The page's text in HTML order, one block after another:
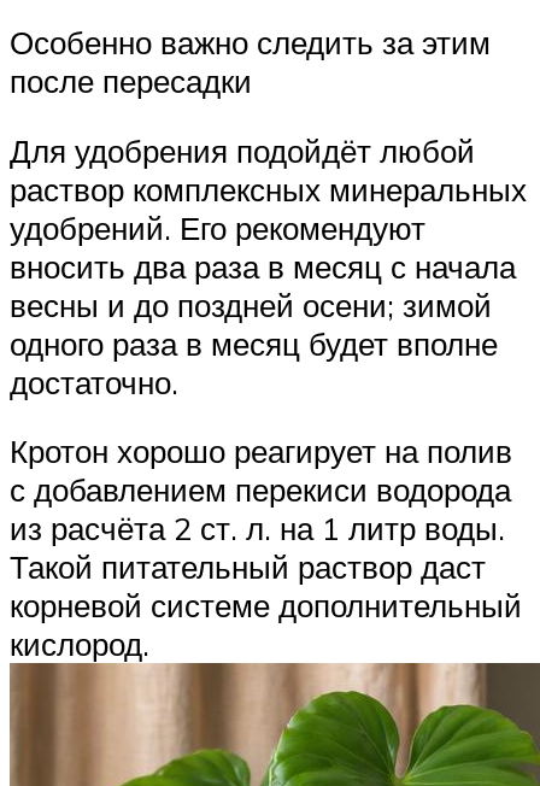
Особенно важно следить за этим
после пересадки
Для удобрения подойдёт любой
раствор комплексных минеральных
удобрений. Его рекомендуют
вносить два раза в месяц с начала
весны и до поздней осени; зимой
одного раза в месяц будет вполне
достаточно.
Кротон хорошо реагирует на полив
с добавлением перекиси водорода
из расчёта 2 ст. л. на 1 литр воды.
Такой питательный раствор даст
корневой системе дополнительный
кислород.